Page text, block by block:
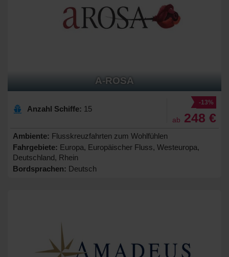
A-ROSA
Anzahl Schiffe: 15
-13%
ab 248 €
Ambiente: Flusskreuzfahrten zum Wohlfühlen
Fahrgebiete: Europa, Europäischer Fluss, Westeuropa,
Deutschland, Rhein
Bordsprachen: Deutsch